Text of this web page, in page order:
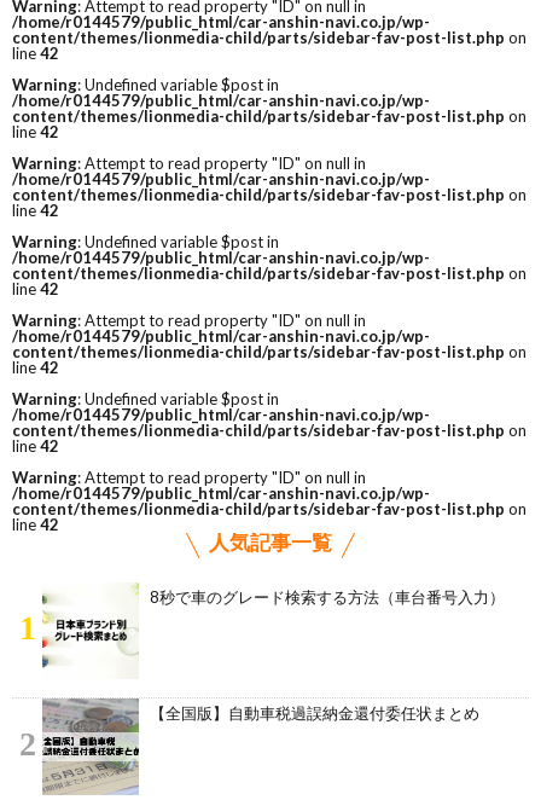
Warning: Attempt to read property "ID" on null in
/home/r0144579/public_html/car-anshin-navi.co.jp/wp-
content/themes/lionmedia-child/parts/sidebar-fav-post-list.php on
line42
Warning: Undefined variable $post in
/home/r0144579/public_html/car-anshin-navi.co.jp/wp-
content/themes/lionmedia-child/parts/sidebar-fav-post-list.php on
line42
Warning: Attempt to read property "ID" on null in
/home/r0144579/public_html/car-anshin-navi.co.jp/wp-
content/themes/lionmedia-child/parts/sidebar-fav-post-list.php on
line42
Warning: Undefined variable $post in
/home/r0144579/public_html/car-anshin-navi.co.jp/wp-
content/themes/lionmedia-child/parts/sidebar-fav-post-list.php on
line42
Warning: Attempt to read property "ID" on null in
/home/r0144579/public_html/car-anshin-navi.co.jp/wp-
content/themes/lionmedia-child/parts/sidebar-fav-post-list.php on
line42
Warning: Undefined variable $post in
/home/r0144579/public_html/car-anshin-navi.co.jp/wp-
content/themes/lionmedia-child/parts/sidebar-fav-post-list.php on
line42
Warning: Attempt to read property "ID" on null in
/home/r0144579/public_html/car-anshin-navi.co.jp/wp-
content/themes/lionmedia-child/parts/sidebar-fav-post-list.php on
line42
人気記事一覧
1
8秒で車のグレード検索する方法（車台番号入力）
2
【全国版】自動車税過誤納金還付委任状まとめ